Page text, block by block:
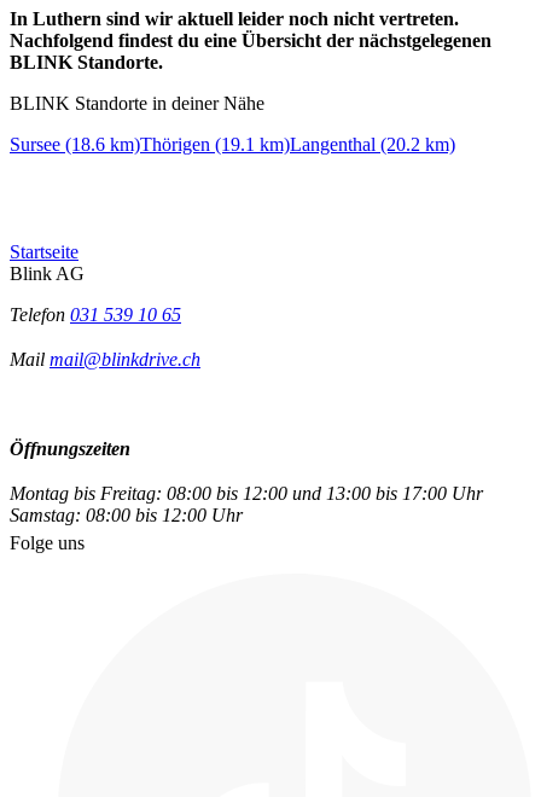
In Luthern sind wir aktuell leider noch nicht vertreten.
Nachfolgend findest du eine Übersicht der nächstgelegenen
BLINK Standorte.
BLINK Standorte in deiner Nähe
Sursee (18.6 km)Thörigen (19.1 km)Langenthal (20.2 km)
Startseite
Blink AG
Telefon 031 539 10 65
Mail mail@blinkdrive.ch
Öffnungszeiten
Montag bis Freitag: 08:00 bis 12:00 und 13:00 bis 17:00 Uhr
Samstag: 08:00 bis 12:00 Uhr
Folge uns